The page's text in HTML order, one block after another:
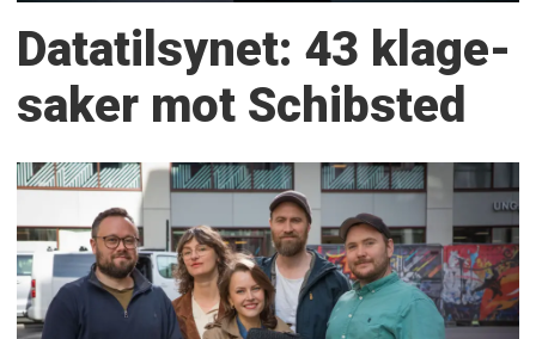
Datatilsynet: 43 klage­
saker mot Schibsted